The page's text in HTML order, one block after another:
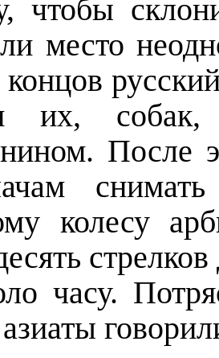
чтобы
место
их, собак,
После
колесу
часу.
азиаты